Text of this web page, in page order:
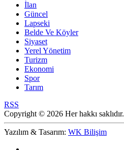
İlan
Güncel
Lapseki
Belde Ve Köyler
Siyaset
Yerel Yönetim
Turizm
Ekonomi
Spor
Tarım
RSS
Copyright © 2026 Her hakkı saklıdır.
Yazılım & Tasarım: WK Bilişim